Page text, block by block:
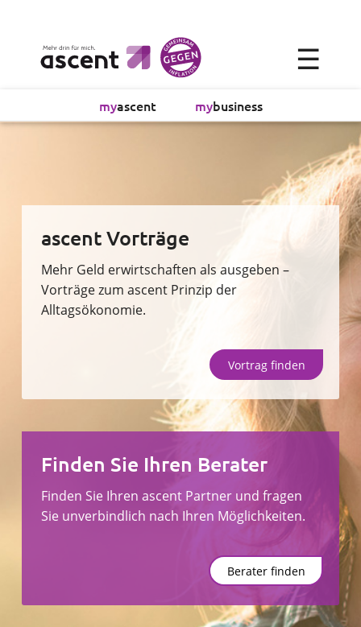
myascent mybusiness
×
Alltagsökonomie
Finanzvorsorge
Vollmachtsplanung
Sachversicherung
Unternehmen
Vortrag finden Berater finden
☰
ascent Vorträge
Mehr Geld erwirtschaften als ausgeben –
Vorträge zum ascent Prinzip der
Alltagsökonomie.
Vortrag finden
Finden Sie Ihren Berater
Finden Sie Ihren ascent Partner und fragen
Sie unverbindlich nach Ihren Möglichkeiten.
Berater finden